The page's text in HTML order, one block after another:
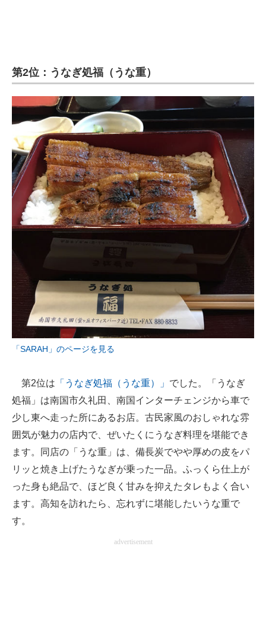
第2位：うなぎ処福（うな重）
「SARAH」のページを見る
第2位は 「うなぎ処福（うな重）」 でした。「うなぎ
処福」は南国市久礼田、南国インターチェンジから車で
少し東へ走った所にあるお店。古民家風のおしゃれな雰
囲気が魅力の店内で、ぜいたくにうなぎ料理を堪能でき
ます。同店の「うな重」は、備長炭でやや厚めの皮をパ
リッと焼き上げたうなぎが乗った一品。ふっくら仕上が
った身も絶品で、ほど良く甘みを抑えたタレもよく合い
ます。高知を訪れたら、忘れずに堪能したいうな重で
す。
advertisement